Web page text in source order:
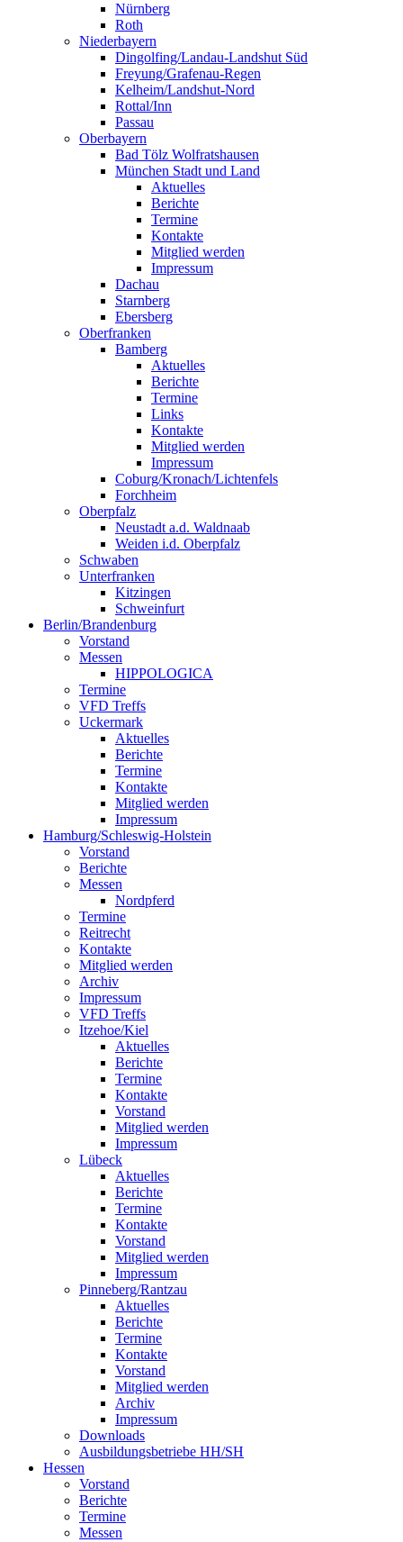
Nürnberg
Roth
Niederbayern
Dingolfing/Landau-Landshut Süd
Freyung/Grafenau-Regen
Kelheim/Landshut-Nord
Rottal/Inn
Passau
Oberbayern
Bad Tölz Wolfratshausen
München Stadt und Land
Aktuelles
Berichte
Termine
Kontakte
Mitglied werden
Impressum
Dachau
Starnberg
Ebersberg
Oberfranken
Bamberg
Aktuelles
Berichte
Termine
Links
Kontakte
Mitglied werden
Impressum
Coburg/Kronach/Lichtenfels
Forchheim
Oberpfalz
Neustadt a.d. Waldnaab
Weiden i.d. Oberpfalz
Schwaben
Unterfranken
Kitzingen
Schweinfurt
Berlin/Brandenburg
Vorstand
Messen
HIPPOLOGICA
Termine
VFD Treffs
Uckermark
Aktuelles
Berichte
Termine
Kontakte
Mitglied werden
Impressum
Hamburg/Schleswig-Holstein
Vorstand
Berichte
Messen
Nordpferd
Termine
Reitrecht
Kontakte
Mitglied werden
Archiv
Impressum
VFD Treffs
Itzehoe/Kiel
Aktuelles
Berichte
Termine
Kontakte
Vorstand
Mitglied werden
Impressum
Lübeck
Aktuelles
Berichte
Termine
Kontakte
Vorstand
Mitglied werden
Impressum
Pinneberg/Rantzau
Aktuelles
Berichte
Termine
Kontakte
Vorstand
Mitglied werden
Archiv
Impressum
Downloads
Ausbildungsbetriebe HH/SH
Hessen
Vorstand
Berichte
Termine
Messen